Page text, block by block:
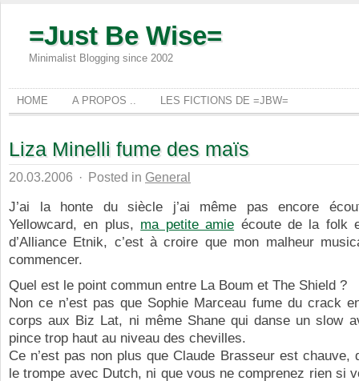
=Just Be Wise=
Minimalist Blogging since 2002
HOME A PROPOS .. LES FICTIONS DE =JBW=
Liza Minelli fume des maïs
20.03.2006 · Posted in General
J’ai la honte du siècle j’ai même pas encore
Yellowcard, en plus, ma petite amie écoute de la folk
d’Alliance Etnik, c’est à croire que mon malheur
commencer.
Quel est le point commun entre La Boum et The Shield ?
Non ce n’est pas que Sophie Marceau fume du crack
corps aux Biz Lat, ni même Shane qui danse un slow
pince trop haut au niveau des chevilles.
Ce n’est pas non plus que Claude Brasseur est chauve,
le trompe avec Dutch, ni que vous ne comprenez rien si